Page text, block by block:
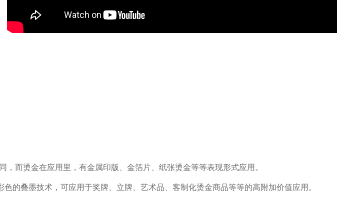
而烫金在应用里，有金属印版、金箔片、纸张烫金等等表现形式应用。
叠墨技术，可应用于奖牌、立牌、艺术品、客制化烫金商品等等的高附加价值应用。